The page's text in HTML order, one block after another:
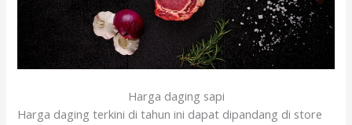
Harga daging sapi
Harga daging terkini di tahun ini dapat dipandang di store